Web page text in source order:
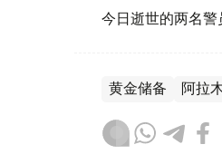
今日逝世的两名警
黄金储备 阿拉